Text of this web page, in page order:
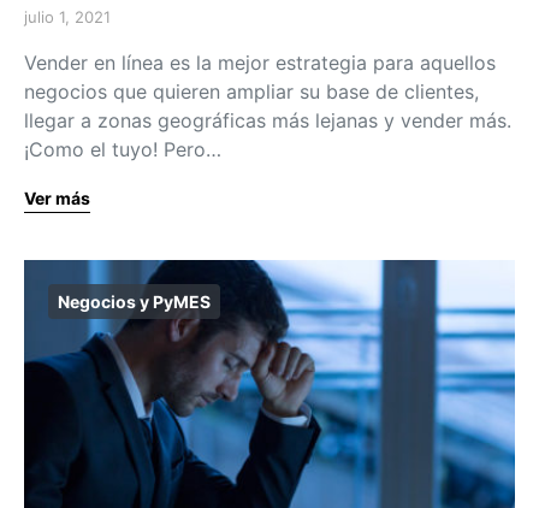
julio 1, 2021
Vender en línea es la mejor estrategia para aquellos
negocios que quieren ampliar su base de clientes,
llegar a zonas geográficas más lejanas y vender más.
¡Como el tuyo! Pero…
Ver más
Negocios y PyMES